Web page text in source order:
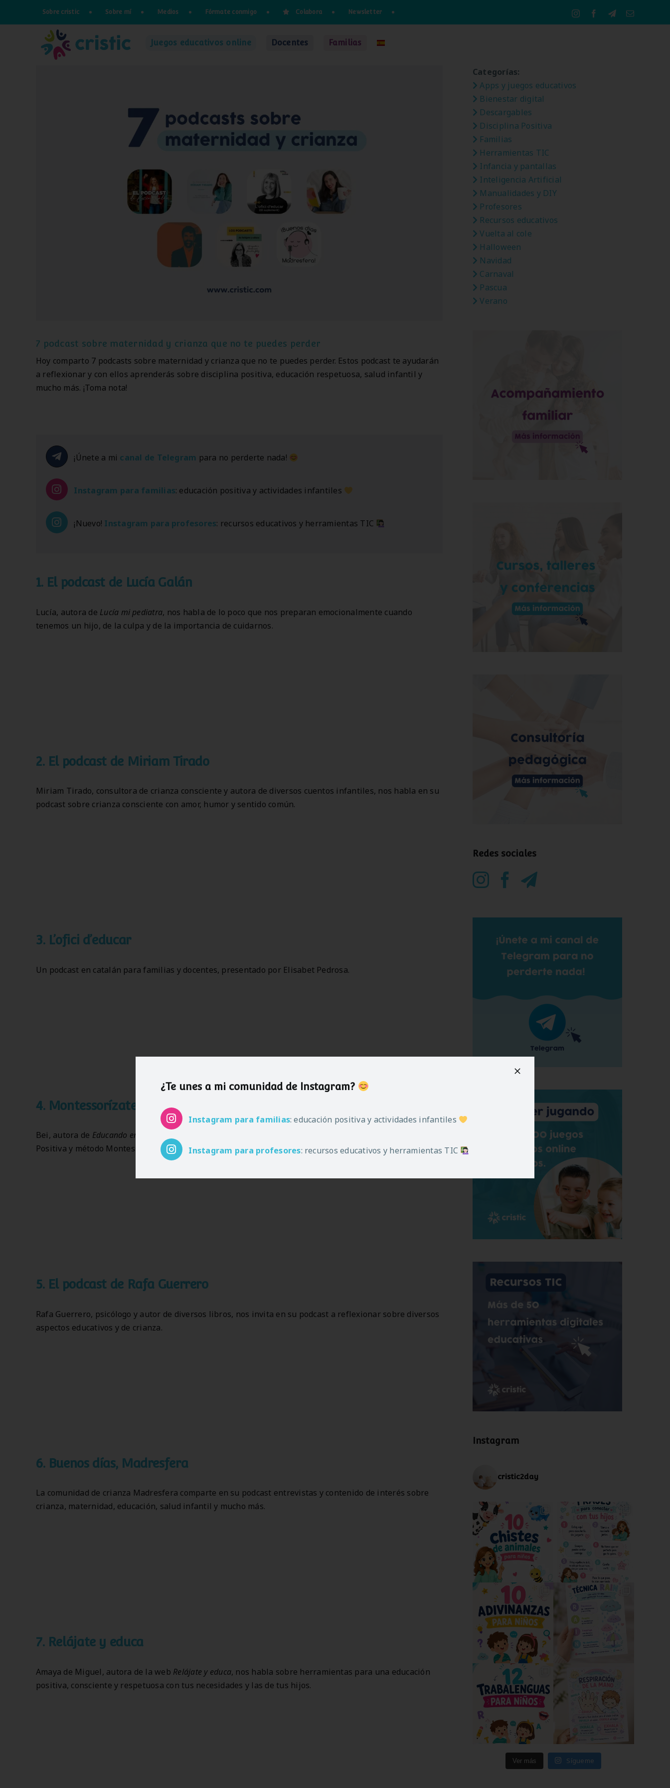
Sobre cristic Sobre mí Medios Fórmate conmigo Colabora Newsletter InstagramFacebookTelegramCorreo
Juegos educativos online Docentes Familias
7 podcast sobre maternidad y crianza que no te puedes perder
Hoy comparto 7 podcasts sobre maternidad y crianza que no te puedes perder. Estos podcast te ayudarán
a reflexionar y con ellos aprenderás sobre disciplina positiva, educación respetuosa, salud infantil y
mucho más. ¡Toma nota!
¡Únete a mi canal de Telegram para no perderte nada!
Instagram para familias: educación positiva y actividades infantiles
¡Nuevo! Instagram para profesores: recursos educativos y herramientas TIC
1. El podcast de Lucía Galán
Lucía, autora de Lucía mi pediatra, nos habla de lo poco que nos preparan emocionalmente cuando
tenemos un hijo, de la culpa y de la importancia de cuidarnos.
2. El podcast de Miriam Tirado
Miriam Tirado, consultora de crianza consciente y autora de diversos cuentos infantiles, nos habla en su
podcast sobre crianza consciente con amor, humor y sentido común.
3. L’ofici d’educar
Un podcast en catalán para familias y docentes, presentado por Elisabet Pedrosa.
4. Montessorízate, el podcast de Bei
Bei, autora de Educando en conexión
Positiva y método Montessori.
5. El podcast de Rafa Guerrero
Rafa Guerrero, psicólogo y autor de diversos libros, nos invita en su podcast a reflexionar sobre diversos
aspectos educativos y de crianza.
6. Buenos días, Madresfera
La comunidad de crianza Madresfera comparte en su podcast entrevistas y contenido de interés sobre
crianza, maternidad, educación, salud infantil y mucho más.
7. Relájate y educa
Amaya de Miguel, autora de la web Relájate y educa, nos habla sobre herramientas para una educación
positiva, consciente y respetuosa con tus necesidades y las de tus hijos.
Categorías:
Apps y juegos educativos
Bienestar digital
Descargables
Disciplina Positiva
Familias
Herramientas TIC
Infancia y pantallas
Inteligencia Artificial
Manualidades y DIY
Profesores
Recursos educativos
Vuelta al cole
Halloween
Navidad
Carnaval
Pascua
Verano
Redes sociales
Instagram
cristic2day
Ver más Sígueme
¿Te unes a mi comunidad de Instagram?
Instagram para familias: educación positiva y actividades infantiles
Instagram para profesores: recursos educativos y herramientas TIC